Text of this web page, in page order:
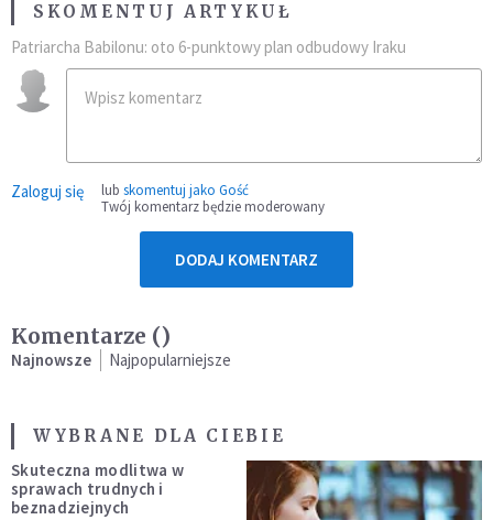
SKOMENTUJ ARTYKUŁ
Patriarcha Babilonu: oto 6-punktowy plan odbudowy Iraku
Zaloguj się lub skomentuj jako Gość
Twój komentarz będzie moderowany
DODAJ KOMENTARZ
Komentarze ()
Najnowsze Najpopularniejsze
WYBRANE DLA CIEBIE
Skuteczna modlitwa w
sprawach trudnych i
beznadziejnych